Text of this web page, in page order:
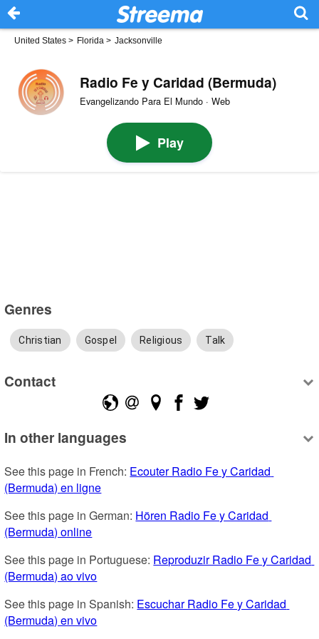
United States > Florida > Jacksonville
Radio Fe y Caridad (Bermuda)
Evangelizando Para El Mundo · Web
Play
Genres
Christian Gospel Religious Talk
Contact
In other languages
See this page in French: Ecouter Radio Fe y Caridad
(Bermuda) en ligne
See this page in German: Hören Radio Fe y Caridad
(Bermuda) online
See this page in Portuguese: Reproduzir Radio Fe y Caridad
(Bermuda) ao vivo
See this page in Spanish: Escuchar Radio Fe y Caridad
(Bermuda) en vivo